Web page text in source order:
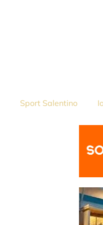
Sport Salentino